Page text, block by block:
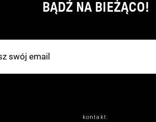
BĄDŹ NA BIEŻĄCO!
kontakt: